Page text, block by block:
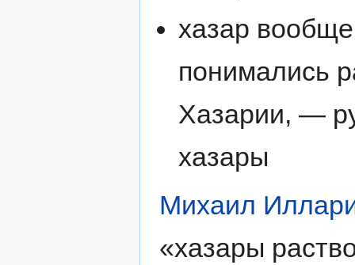
хазар
понимались
Хазарии, —
хазары
Михаил
«хазары